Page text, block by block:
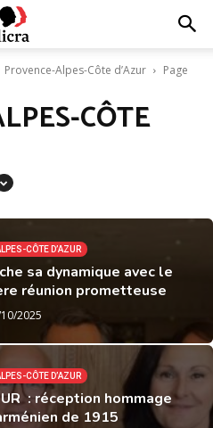
Provence-Alpes-Côte d’Azur
Page
CÔTE
CÔTE D’AZUR
sa dynamique avec le
réunion prometteuse
2025
CÔTE D’AZUR
: réception hommage
de 1915